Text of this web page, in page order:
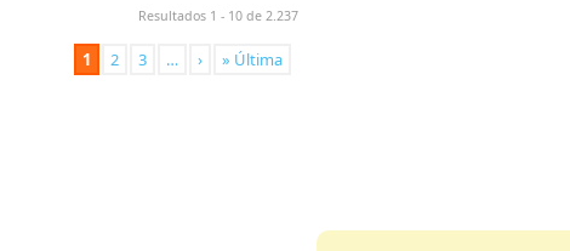
Resultados 1 - 10 de 2.237
1 2 3 … › » Última